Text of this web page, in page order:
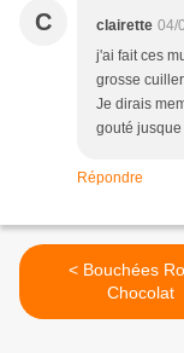
C clairette 04/
j'ai fait ces
grosse
Je dirais
gouté jusque
Répondre
< Bouchées Rose -
Chocolat